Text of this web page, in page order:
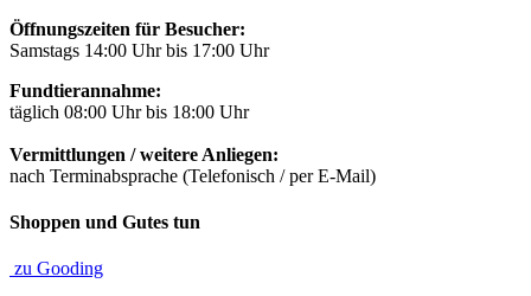
Öffnungszeiten für Besucher:
Samstags 14:00 Uhr bis 17:00 Uhr
Fundtierannahme:
täglich 08:00 Uhr bis 18:00 Uhr
Vermittlungen / weitere Anliegen:
nach Terminabsprache (Telefonisch / per E-Mail)
Shoppen und Gutes tun
zu Gooding